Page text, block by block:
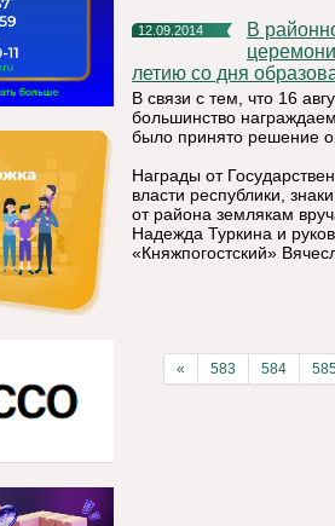
12.09.2014
В районном доме культуры 11 сентября 2014 года состоялась
летию со дня
В связи с тем, что 16
большинство
было принято решение
Награды от
власти республики,
от района землякам
Надежда Туркина и
«Княжпогостский»
« 583 584